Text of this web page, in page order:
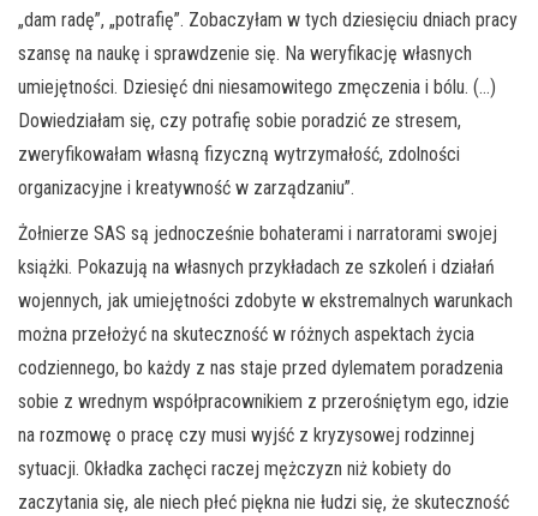
„dam radę”, „potrafię”. Zobaczyłam w tych dziesięciu dniach pracy
szansę na naukę i sprawdzenie się. Na weryfikację własnych
umiejętności. Dziesięć dni niesamowitego zmęczenia i bólu. (…)
Dowiedziałam się, czy potrafię sobie poradzić ze stresem,
zweryfikowałam własną fizyczną wytrzymałość, zdolności
organizacyjne i kreatywność w zarządzaniu”.
Żołnierze SAS są jednocześnie bohaterami i narratorami swojej
książki. Pokazują na własnych przykładach ze szkoleń i działań
wojennych, jak umiejętności zdobyte w ekstremalnych warunkach
można przełożyć na skuteczność w różnych aspektach życia
codziennego, bo każdy z nas staje przed dylematem poradzenia
sobie z wrednym współpracownikiem z przerośniętym ego, idzie
na rozmowę o pracę czy musi wyjść z kryzysowej rodzinnej
sytuacji. Okładka zachęci raczej mężczyzn niż kobiety do
zaczytania się, ale niech płeć piękna nie łudzi się, że skuteczność